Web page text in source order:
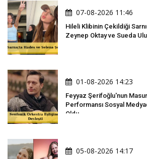
07-08-2026 11:46
Hileli Klibinin Çekildiği
Zeynep Oktay ve Sueda
01-08-2026 14:23
Feyyaz Şerifoğlu'nun
Performansı Sosyal
Oldu
05-08-2026 14:17